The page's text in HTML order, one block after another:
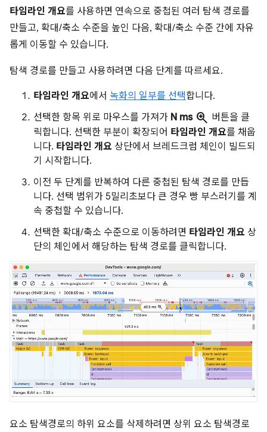
타임라인 개요를 사용하면 연속으로 중첩된 여러 탐색 경로를
만들고, 확대/축소 수준을 높인 다음, 확대/축소 수준 간에 자유
롭게 이동할 수 있습니다.
탐색 경로를 만들고 사용하려면 다음 단계를 따르세요.
타임라인 개요에서 녹화의 일부를 선택합니다.
선택한 항목 위로 마우스를 가져가 N ms zoom_in 버튼을 클
릭합니다. 선택한 부분이 확장되어 타임라인 개요를 채웁
니다. 타임라인 개요 상단에서 브레드크럼 체인이 빌드되
기 시작합니다.
이전 두 단계를 반복하여 다른 중첩된 탐색 경로를 만듭
니다. 선택 범위가 5밀리초보다 큰 경우 빵 부스러기를 계
속 중첩할 수 있습니다.
선택한 확대/축소 수준으로 이동하려면 타임라인 개요 상
단의 체인에서 해당하는 탐색 경로를 클릭합니다.
요소 탐색경로의 하위 요소를 삭제하려면 상위 요소 탐색경로